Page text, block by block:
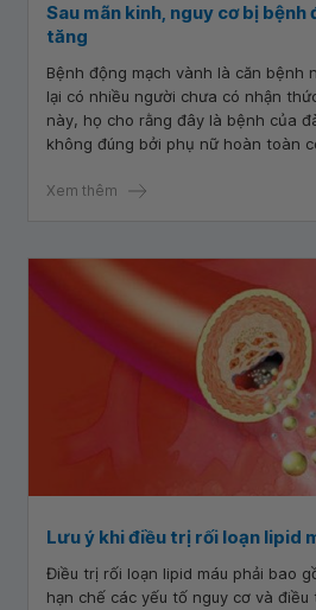
Sau mãn kinh, nguy cơ bị bệnh
tăng
Bệnh động mạch vành là căn bệnh
lại có nhiều người chưa có nhận
này, họ cho rằng đây là bệnh của
không đúng bởi phụ nữ hoàn toàn
mãn kinh.
Xem thêm
Lưu ý khi điều trị rối loạn lipid
Điều trị rối loạn lipid máu phải bao
hạn chế các yếu tố nguy cơ và